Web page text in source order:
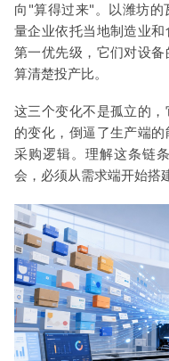
向"算得过来"。以潍坊的
量企业依托当地制造业
第一优先级，它们对设
算清楚投产比。
这三个变化不是孤立的
的变化，倒逼了生产端
采购逻辑。理解这条链
会，必须从需求端开始搭